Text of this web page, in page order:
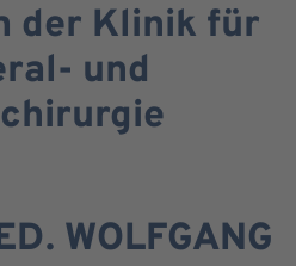
der Klinik für
und
WOLFGANG